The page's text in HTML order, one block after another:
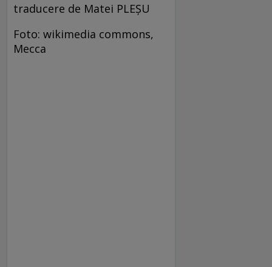
traducere de Matei PLEŞU
Foto: wikimedia commons,
Mecca